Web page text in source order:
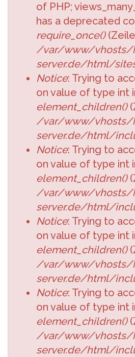
of PHP;
has a deprecated
require_once()(Zeile
/var/www/vhosts/
server.de/html/
Notice: Trying to
on value of type int
element_children()
/var/www/vhosts/
server.de/html/
Notice: Trying to
on value of type int
element_children()
/var/www/vhosts/
server.de/html/
Notice: Trying to
on value of type int
element_children()
/var/www/vhosts/
server.de/html/
Notice: Trying to
on value of type int
element_children()
/var/www/vhosts/
server.de/html/